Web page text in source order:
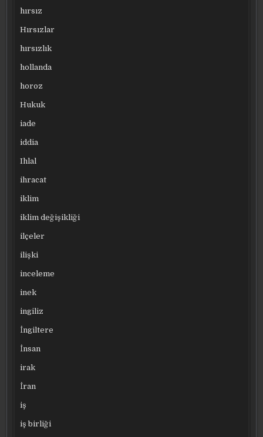
hırsız
Hırsızlar
hırsızlık
hollanda
horoz
Hukuk
iade
iddia
Ihlal
ihracat
iklim
iklim değişikliği
ilçeler
ilişki
inceleme
inek
ingiliz
İngiltere
İnsan
irak
İran
iş
iş birliği